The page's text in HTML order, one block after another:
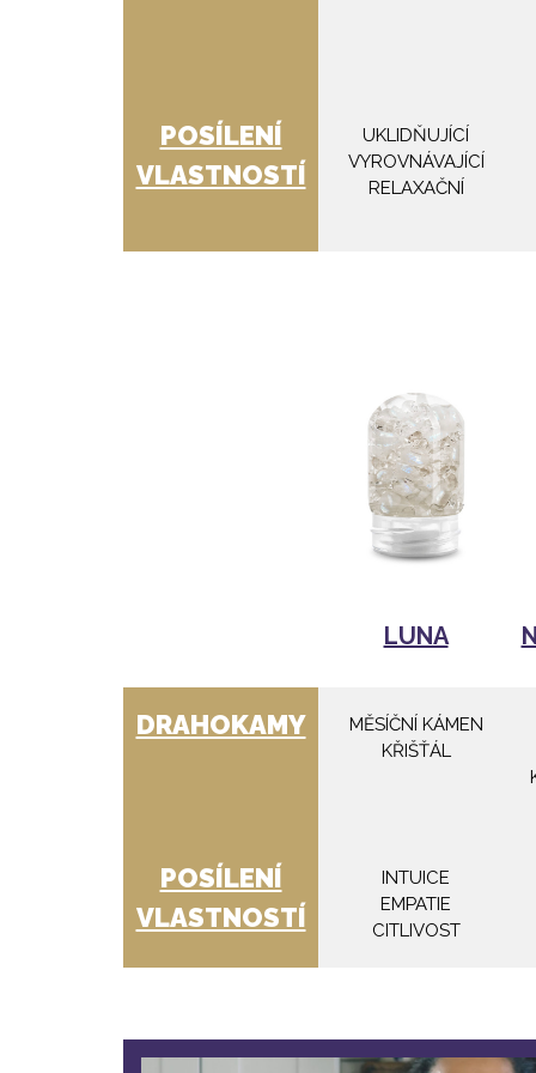
POSÍLENÍ
VLASTNOSTÍ
UKLIDŇUJÍCÍ
VYROVNÁVAJÍCÍ
RELAXAČNÍ
LUNA
DRAHOKAMY
MĚSÍČNÍ KÁMEN
KŘIŠŤÁL
POSÍLENÍ
VLASTNOSTÍ
INTUICE
EMPATIE
CITLIVOST